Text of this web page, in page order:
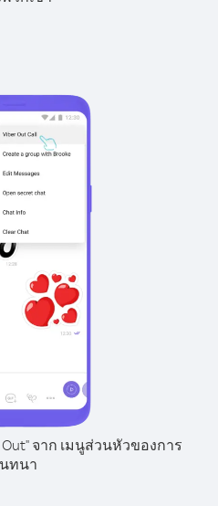
จาก เมนูส่วนหัวของการ
ทนา